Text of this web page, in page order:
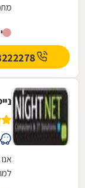
072-3222278